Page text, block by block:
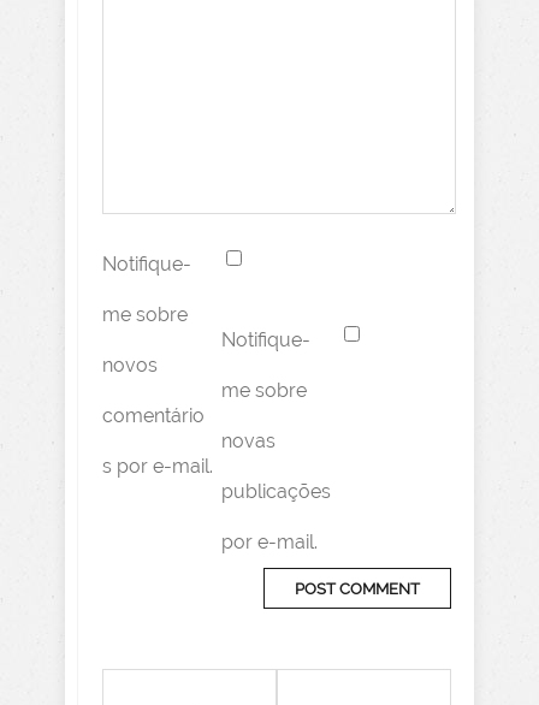
Notifique-
me sobre
novos
comentário
s por e-mail.
Notifique-
me sobre
novas
publicações
por e-mail.